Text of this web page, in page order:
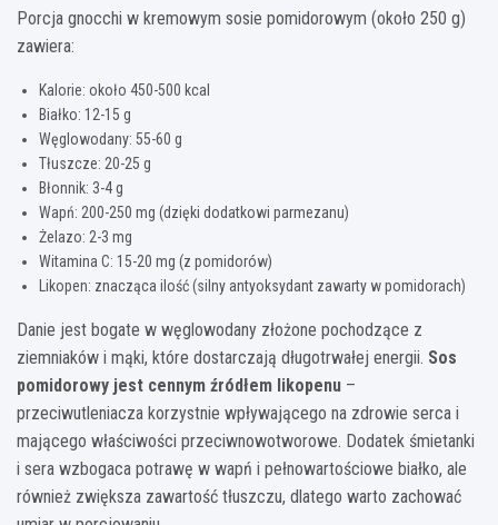
Porcja gnocchi w kremowym sosie pomidorowym (około 250 g)
zawiera:
Kalorie: około 450-500 kcal
Białko: 12-15 g
Węglowodany: 55-60 g
Tłuszcze: 20-25 g
Błonnik: 3-4 g
Wapń: 200-250 mg (dzięki dodatkowi parmezanu)
Żelazo: 2-3 mg
Witamina C: 15-20 mg (z pomidorów)
Likopen: znacząca ilość (silny antyoksydant zawarty w pomidorach)
Danie jest bogate w węglowodany złożone pochodzące z
ziemniaków i mąki, które dostarczają długotrwałej energii. Sos
pomidorowy jest cennym źródłem likopenu –
przeciwutleniacza korzystnie wpływającego na zdrowie serca i
mającego właściwości przeciwnowotworowe. Dodatek śmietanki
i sera wzbogaca potrawę w wapń i pełnowartościowe białko, ale
również zwiększa zawartość tłuszczu, dlatego warto zachować